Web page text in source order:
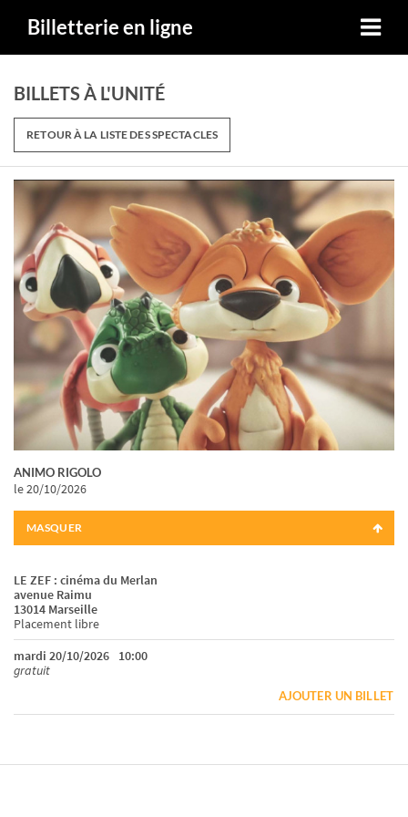
Billetterie en ligne
BILLETS À L'UNITÉ
RETOUR À LA LISTE DES SPECTACLES
ANIMO RIGOLO
le 20/10/2026
MASQUER
LE ZEF : cinéma du Merlan
avenue Raimu
13014 Marseille
Placement libre
mardi 20/10/2026
10:00
gratuit
AJOUTER UN BILLET